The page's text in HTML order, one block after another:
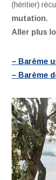
(héritier)
mutation.
Aller plus
– Barème
– Barème